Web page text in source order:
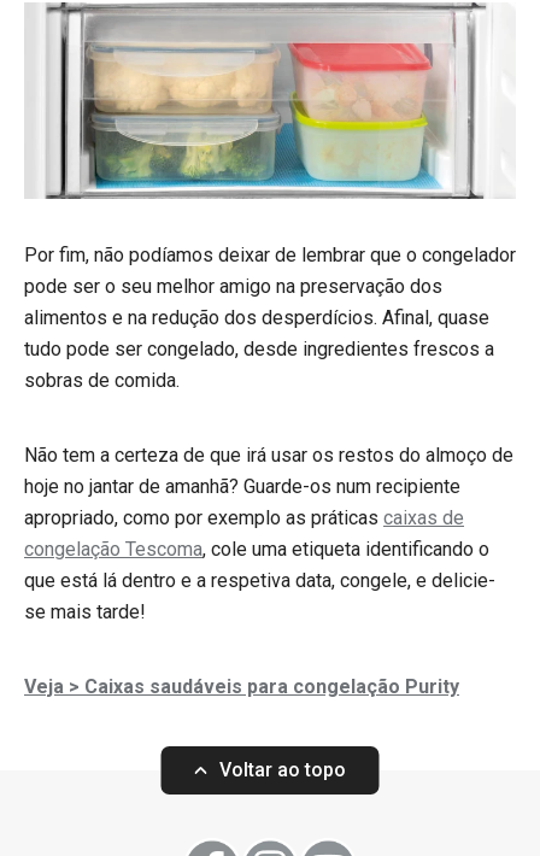
Por fim, não podíamos deixar de lembrar que o congelador
pode ser o seu melhor amigo na preservação dos
alimentos e na redução dos desperdícios. Afinal, quase
tudo pode ser congelado, desde ingredientes frescos a
sobras de comida.
Não tem a certeza de que irá usar os restos do almoço de
hoje no jantar de amanhã? Guarde-os num recipiente
apropriado, como por exemplo as práticas caixas de
congelação Tescoma, cole uma etiqueta identificando o
que está lá dentro e a respetiva data, congele, e delicie-
se mais tarde!
Veja > Caixas saudáveis para congelação Purity
Voltar ao topo